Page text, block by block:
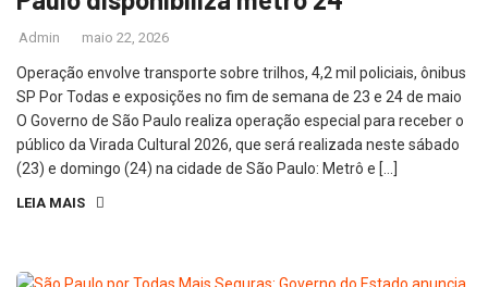
Admin maio 22, 2026
Operação envolve transporte sobre trilhos, 4,2 mil policiais, ônibus
SP Por Todas e exposições no fim de semana de 23 e 24 de maio
O Governo de São Paulo realiza operação especial para receber o
público da Virada Cultural 2026, que será realizada neste sábado
(23) e domingo (24) na cidade de São Paulo: Metrô e […]
LEIA MAIS